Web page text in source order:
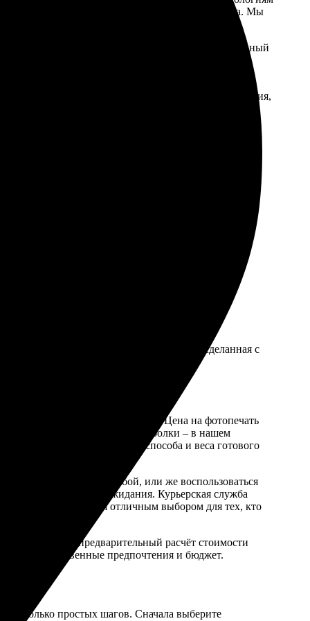
всего за несколько минут, не выходя из дома. Мы
что позволяет создать по-настоящему уникальный
фотопечать на футболке станет ярким и
Благодаря удобным инструментам редактирования,
на заказ для вашего ребенка.
между скоростью выполнения заказа и
только от ведущих мировых производителей,
возможное, чтобы футболка для вашего ребенка
цвета, точность деталей и устойчивость к
Мы верим, что каждая футболка, сделанная с
своего ребёнка. Цена на фотопечать
на стоимость влияет выбор футболки – в нашем
исходя из выбранного способа и веса готового
курьерской службой, или же воспользоваться
временные рамки ожидания. Курьерская служба
выдачи становятся отличным выбором для тех, кто
доставки и предварительный расчёт стоимости
на собственные предпочтения и бюджет.
несколько простых шагов. Сначала выберите